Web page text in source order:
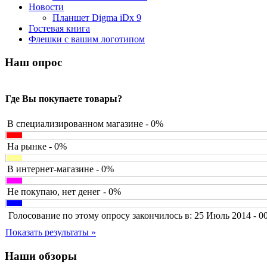
Barnes&noble
Brain
Brava
Canyon(1)
Cbr(1)
Codegen
Cyborg(8)
Defender(4)
Dell(6)
Dex
Everest
Firtech(2)
Flyper(1)
Foxconn
Fujitsu
G-cube(2)
Gelezka
Gembird(19)
Gemix(1)
Genius
Gigabyte(8)
Новости
Планшет Digma iDx 9
Гостевая книга
Флешки с вашим логотипом
Наш опрос
Где Вы покупаете товары?
В специализированном магазине - 0%
На рынке - 0%
В интернет-магазине - 0%
Не покупаю, нет денег - 0%
Голосование по этому опросу закончилось в: 25 Июль 2014 -
Показать результаты »
Наши обзоры